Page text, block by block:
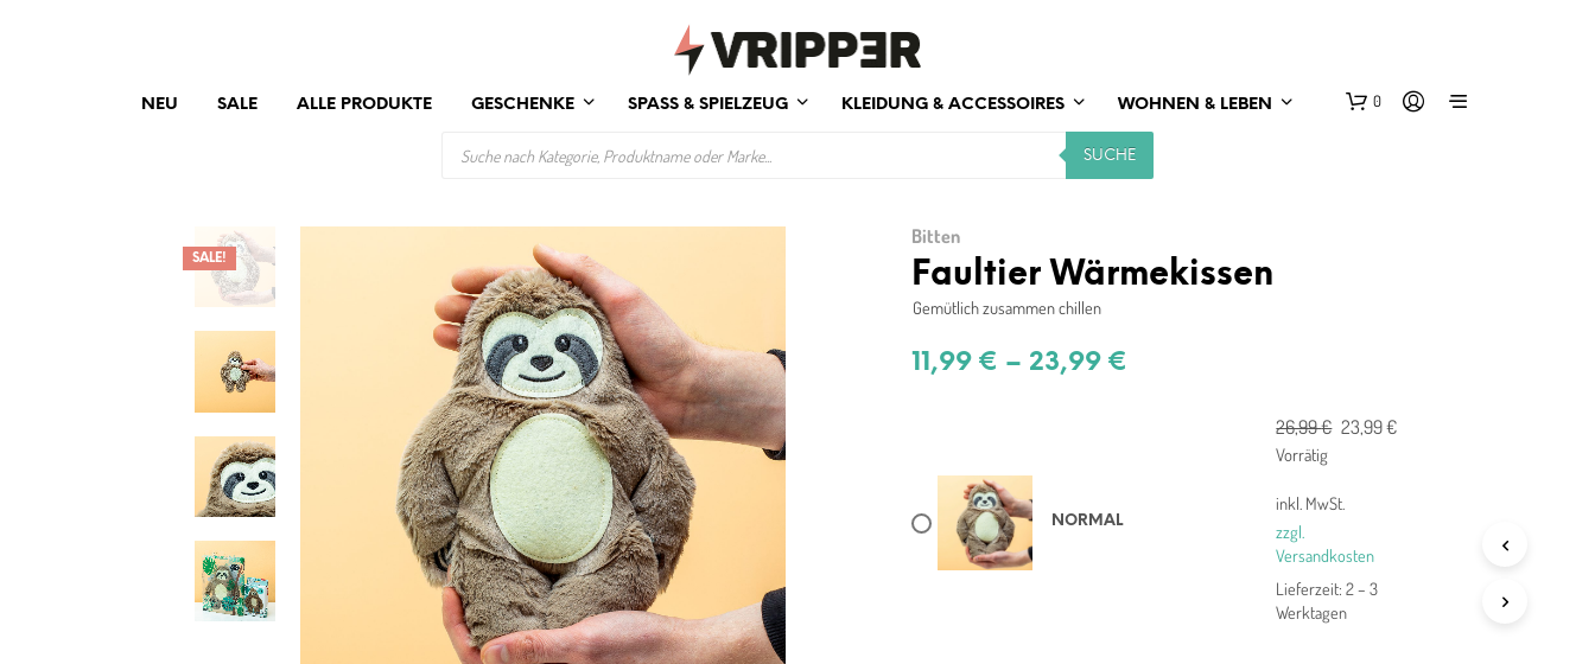
NEU SALE ALLE PRODUKTE GESCHENKE SPASS & SPIELZEUG KLEIDUNG & ACCESSOIRES WOHNEN & LEBEN 0
SUCHE
SALE!
Bitten
Faultier Wärmekissen
Gemütlich zusammen chillen
11,99€ – 23,99€
NORMAL
26,99€ Ursprünglicher
26,99 €
23,99€Aktueller
Vorrätig
inkl. MwSt.
zzgl.
Versandkosten
Lieferzeit:2 – 3
Werktagen